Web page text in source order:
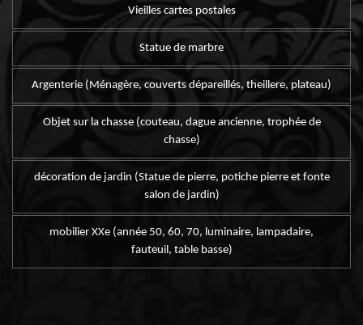
Vieilles cartes postales
Statue de marbre
Argenterie (Ménagère, couverts dépareillés, theillere, plateau)
Objet sur la chasse (couteau, dague ancienne, trophée de
chasse)
décoration de jardin (Statue de pierre, potiche pierre et fonte
salon de jardin)
mobilier XXe (année 50, 60, 70, luminaire, lampadaire,
fauteuil, table basse)